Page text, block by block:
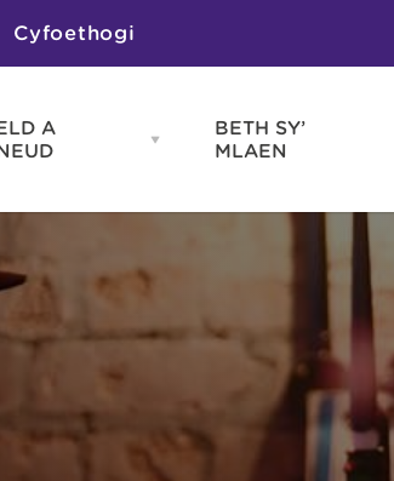
Cyfoethogi
A
Open
GWNEUD
a Golygfeydd
BETH SY’
MLAEN